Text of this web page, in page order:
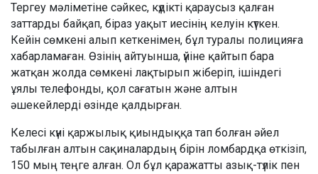
Тергеу мәліметіне сәйкес, күдікті қараусыз қалған
заттарды байқап, біраз уақыт иесінің келуін күткен.
Кейін сөмкені алып кеткенімен, бұл туралы полицияға
хабарламаған. Өзінің айтуынша, үйіне қайтып бара
жатқан жолда сөмкені лақтырып жіберіп, ішіндегі
ұялы телефонды, қол сағатын және алтын
әшекейлерді өзінде қалдырған.
Келесі күні қаржылық қиындыққа тап болған әйел
табылған алтын сақиналардың бірін ломбардқа өткізіп,
150 мың теңге алған. Ол бұл қаражатты азық-түлік пен